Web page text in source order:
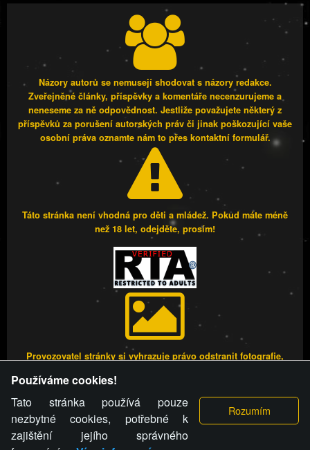
Názory autorů se nemusejí shodovat s názory redakce.
Zveřejněné články, příspěvky a komentáře necenzurujeme a
neneseme za ně odpovědnost. Jestliže považujete některý z
příspěvků za porušení autorských práv či jinak poškozující vaše
osobní práva oznamte nám to přes kontaktní formulář.
Táto stránka není vhodná pro děti a mládež. Pokud máte méně
než 18 let, odejděte, prosím!
Provozovatel stránky si vyhrazuje právo odstranit fotografie,
stránky týče, ani osoba, která umístila fotografii nebo video na
stránku, nemůže z důvodu odstranění fotografie, videa nebo
komentáře pro výše uvedenou okolnost uplatnit vůči
provozovateli stránky žádný nárok na náhradu škody nebo
nemajetkové újmy.
Používáme cookies!
Tato stránka používá pouze
nezbytné cookies, potřebné k
zajištění jejího správného